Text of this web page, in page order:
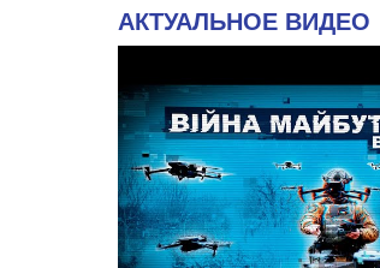
АКТУАЛЬНОЕ ВИДЕО